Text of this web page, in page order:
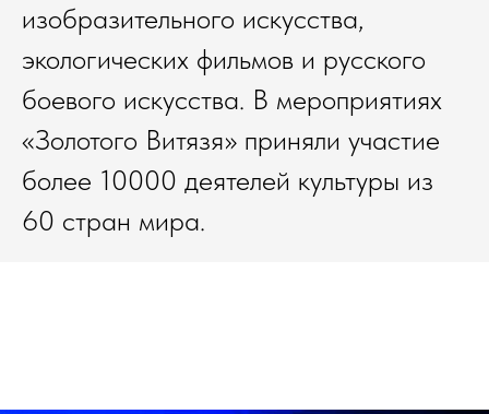
изобразительного искусства,
экологических фильмов и русского
боевого искусства. В мероприятиях
«Золотого Витязя» приняли участие
более 10000 деятелей культуры из
60 стран мира.